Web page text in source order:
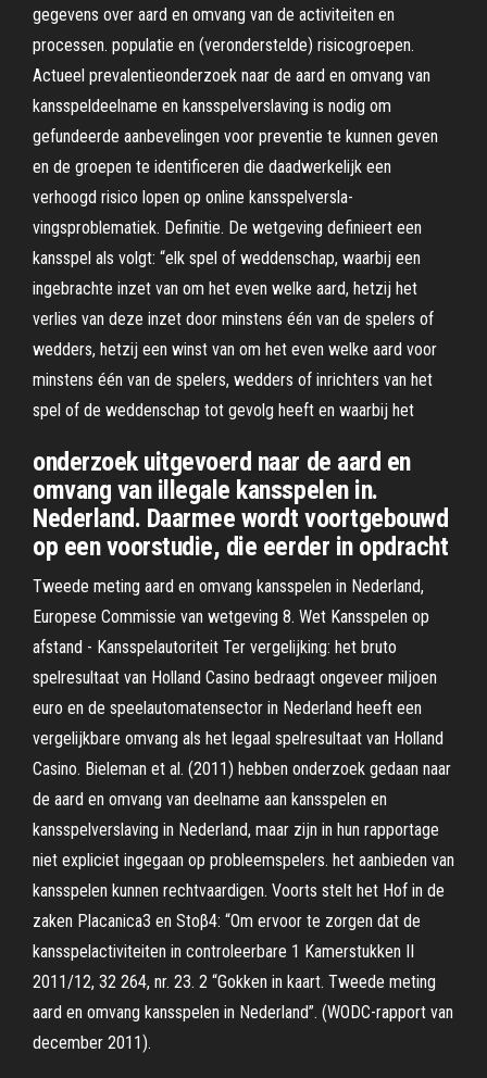
gegevens over aard en omvang van de activiteiten en
processen. populatie en (veronderstelde) risicogroepen.
Actueel prevalentieonderzoek naar de aard en omvang van
kansspeldeelname en kansspelverslaving is nodig om
gefundeerde aanbevelingen voor preventie te kunnen geven
en de groepen te identificeren die daadwerkelijk een
verhoogd risico lopen op online kansspelversla-
vingsproblematiek. Definitie. De wetgeving definieert een
kansspel als volgt: “elk spel of weddenschap, waarbij een
ingebrachte inzet van om het even welke aard, hetzij het
verlies van deze inzet door minstens één van de spelers of
wedders, hetzij een winst van om het even welke aard voor
minstens één van de spelers, wedders of inrichters van het
spel of de weddenschap tot gevolg heeft en waarbij het
onderzoek uitgevoerd naar de aard en
omvang van illegale kansspelen in.
Nederland. Daarmee wordt voortgebouwd
op een voorstudie, die eerder in opdracht
Tweede meting aard en omvang kansspelen in Nederland,
Europese Commissie van wetgeving 8. Wet Kansspelen op
afstand - Kansspelautoriteit Ter vergelijking: het bruto
spelresultaat van Holland Casino bedraagt ongeveer miljoen
euro en de speelautomatensector in Nederland heeft een
vergelijkbare omvang als het legaal spelresultaat van Holland
Casino. Bieleman et al. (2011) hebben onderzoek gedaan naar
de aard en omvang van deelname aan kansspelen en
kansspelverslaving in Nederland, maar zijn in hun rapportage
niet expliciet ingegaan op probleemspelers. het aanbieden van
kansspelen kunnen rechtvaardigen. Voorts stelt het Hof in de
zaken Placanica3 en Stoβ4: “Om ervoor te zorgen dat de
kansspelactiviteiten in controleerbare 1 Kamerstukken II
2011/12, 32 264, nr. 23. 2 “Gokken in kaart. Tweede meting
aard en omvang kansspelen in Nederland”. (WODC-rapport van
december 2011).